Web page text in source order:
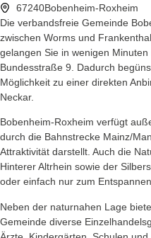
67240Bobenheim-Roxheim
Die verbandsfreie Gemeinde
zwischen Worms und
gelangen Sie in wenigen
Bundesstraße 9. Dadurch
Möglichkeit zu einer direkten
Neckar.
Bobenheim-Roxheim verfügt
durch die Bahnstrecke Mainz/
Attraktivität darstellt. Auch die
Hinterer Altrhein sowie der
oder einfach nur zum
Neben der naturnahen Lage
Gemeinde diverse